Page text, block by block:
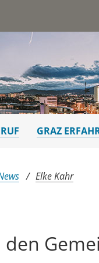
GRAZ
Elke Kahr